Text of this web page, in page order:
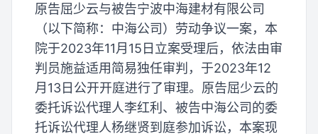
原告屈少云与被告宁波中海建材有限公司
（以下简称：中海公司）劳动争议一案，本
院于2023年11月15日立案受理后，依法由审
判员施益适用简易独任审判，于2023年12
月13日公开开庭进行了审理。原告屈少云的
委托诉讼代理人李红利、被告中海公司的委
托诉讼代理人杨继贤到庭参加诉讼，本案现